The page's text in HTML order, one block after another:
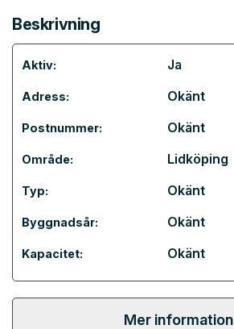
Beskrivning
Aktiv: Ja
Adress: Okänt
Postnummer: Okänt
Område: Lidköping
Typ: Okänt
Byggnadsår: Okänt
Kapacitet: Okänt
Mer information